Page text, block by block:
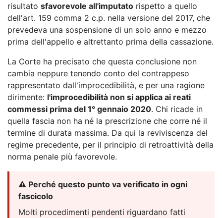
risultato sfavorevole all'imputato rispetto a quello
dell'art. 159 comma 2 c.p. nella versione del 2017, che
prevedeva una sospensione di un solo anno e mezzo
prima dell'appello e altrettanto prima della cassazione.
La Corte ha precisato che questa conclusione non
cambia neppure tenendo conto del contrappeso
rappresentato dall'improcedibilità, e per una ragione
dirimente: l'improcedibilità non si applica ai reati
commessi prima del 1° gennaio 2020. Chi ricade in
quella fascia non ha né la prescrizione che corre né il
termine di durata massima. Da qui la reviviscenza del
regime precedente, per il principio di retroattività della
norma penale più favorevole.
⚠️ Perché questo punto va verificato in ogni
fascicolo
Molti procedimenti pendenti riguardano fatti